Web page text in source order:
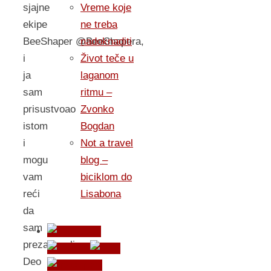
sjajne
ekipe
BeeShaper @BeeShapera,
i
ja
sam
prisustvoao
istom
i
mogu
vam
reći
da
sam
prezadovoljan.
Deo
Vreme koje
ne treba
nadoknaditi
Život teče u
laganom
ritmu –
Zvonko
Bogdan
Not a travel
blog –
biciklom do
Lisabona